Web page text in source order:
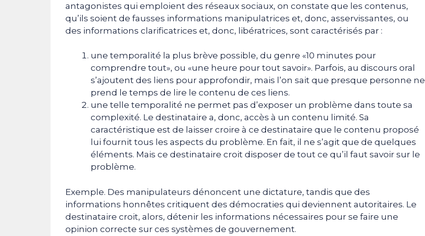
antagonistes qui emploient des réseaux sociaux, on constate que les contenus,
qu’ils soient de fausses informations manipulatrices et, donc, asservissantes, ou
des informations clarificatrices et, donc, libératrices, sont caractérisés par :
une temporalité la plus brève possible, du genre «10 minutes pour
comprendre tout», ou «une heure pour tout savoir». Parfois, au discours oral
s’ajoutent des liens pour approfondir, mais l’on sait que presque personne ne
prend le temps de lire le contenu de ces liens.
une telle temporalité ne permet pas d’exposer un problème dans toute sa
complexité. Le destinataire a, donc, accès à un contenu limité. Sa
caractéristique est de laisser croire à ce destinataire que le contenu proposé
lui fournit tous les aspects du problème. En fait, il ne s’agit que de quelques
éléments. Mais ce destinataire croit disposer de tout ce qu’il faut savoir sur le
problème.
Exemple. Des manipulateurs dénoncent une dictature, tandis que des
informations honnêtes critiquent des démocraties qui deviennent autoritaires. Le
destinataire croit, alors, détenir les informations nécessaires pour se faire une
opinion correcte sur ces systèmes de gouvernement.